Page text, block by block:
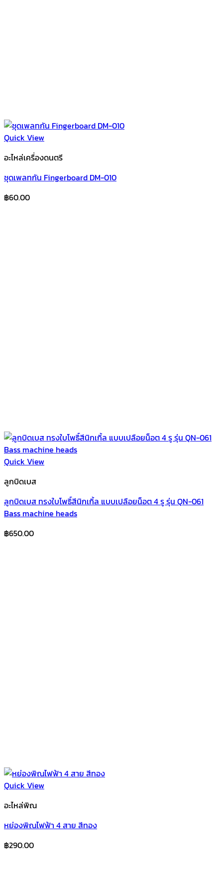
Quick View
อะไหล่เครื่องดนตรี
ชุดเพลทกัน Fingerboard DM-010
฿60.00
Quick View
ลูกบิดเบส
ลูกบิดเบส ทรงใบโพธิ์สีนิกเกิ้ล แบบเปลือยน็อต 4 รู รุ่น QN-061
Bass machine heads
฿650.00
Quick View
อะไหล่พิณ
หย่องพิณไฟฟ้า 4 สาย สีทอง
฿290.00